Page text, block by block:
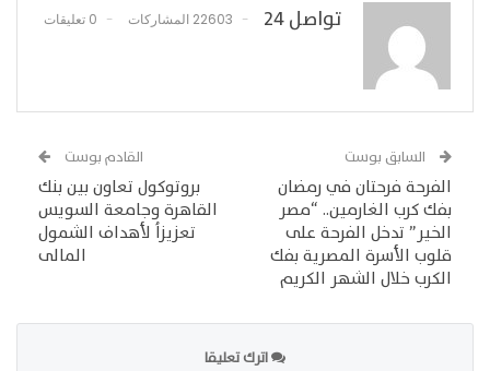
تواصل 24 22603 المشاركات 0 تعليقات
السابق بوست
الفرحة فرحتان في رمضان
بفك كرب الغارمين.. “مصر
الخير” تدخل الفرحة على
قلوب الأسرة المصرية بفك
الكرب خلال الشهر الكريم
القادم بوست
بروتوكول تعاون بين بنك
القاهرة وجامعة السويس
تعزيزاُ لأهداف الشمول
المالى
اترك تعليقا